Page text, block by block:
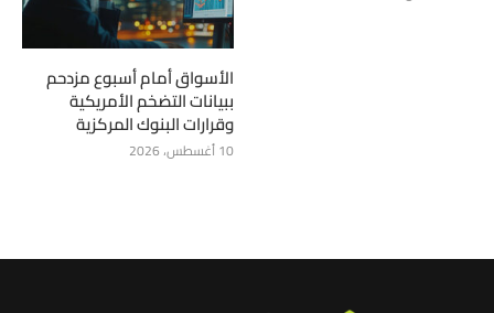
الأسواق أمام أسبوع مزدحم
ببيانات التضخم الأمريكية
وقرارات البنوك المركزية
10 أغسطس، 2026